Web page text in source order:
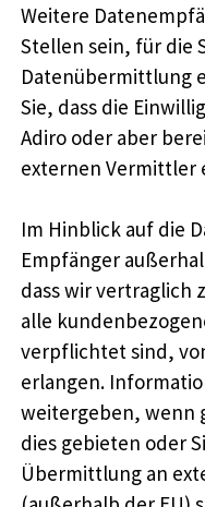
Weitere
Stellen sein, für die
Datenübermittlung
Sie, dass die
Adiro oder aber
externen Vermittler
Im Hinblick auf die
Empfänger
dass wir vertraglich
alle
verpflichtet sind,
erlangen.
weitergeben, wenn
dies gebieten oder
Übermittlung an